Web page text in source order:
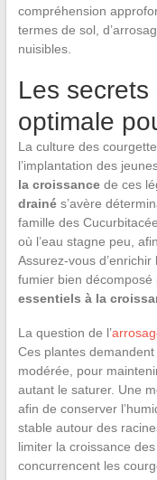
compréhension
termes de sol,
nuisibles.
Les secrets
optimale
La culture des
l’implantation des
la croissancede ces
drainés’avère
famille des
où l’eau stagne peu,
Assurez-vous
fumier bien décomposé
essentiels à la
La question de l’
Ces plantes
modérée, pour
autant le saturer. Une
afin de conserver
stable autour des
limiter la croissance
concurrencent les